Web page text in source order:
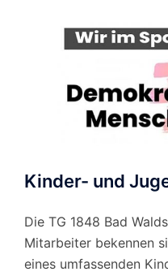
Kinder- und
Die TG 1848 Bad
Mitarbeiter bekennen
eines umfassenden